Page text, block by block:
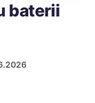
baterii